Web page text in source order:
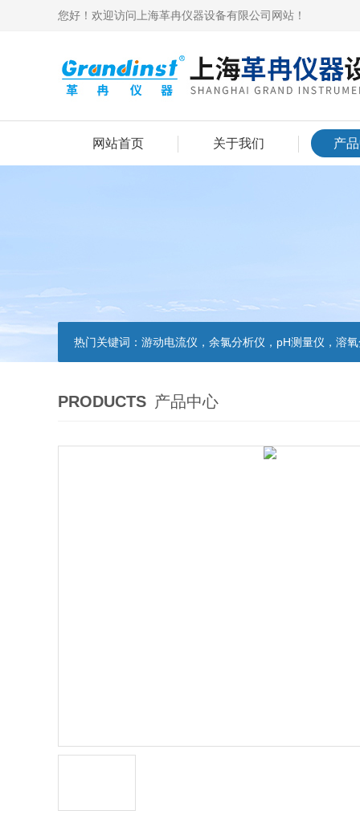
您好！欢迎访问上海革冉仪器设备有限公司网站！
网站首页 关于我们 产
热门关键词： 游动电流仪，余氯分析仪，pH测量仪，溶氧分
PRODUCTS 产品中心